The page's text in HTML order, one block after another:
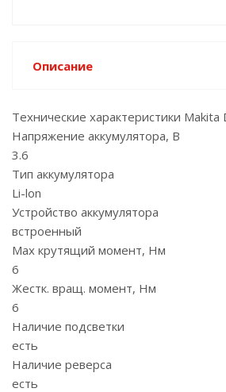
Описание
Технические характеристики Makita
Напряжение аккумулятора, В
3.6
Тип аккумулятора
Li-lon
Устройство аккумулятора
встроенный
Max крутящий момент, Нм
6
Жестк. вращ. момент, Нм
6
Наличие подсветки
есть
Наличие реверса
есть